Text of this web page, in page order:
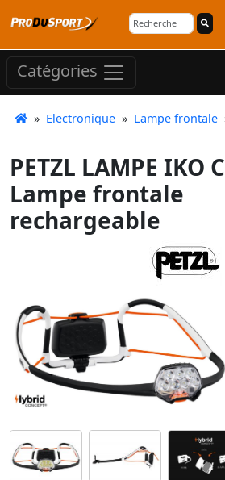
Catégories
» Electronique » Lampe frontale
PETZL LAMPE IKO
Lampe frontale
rechargeable